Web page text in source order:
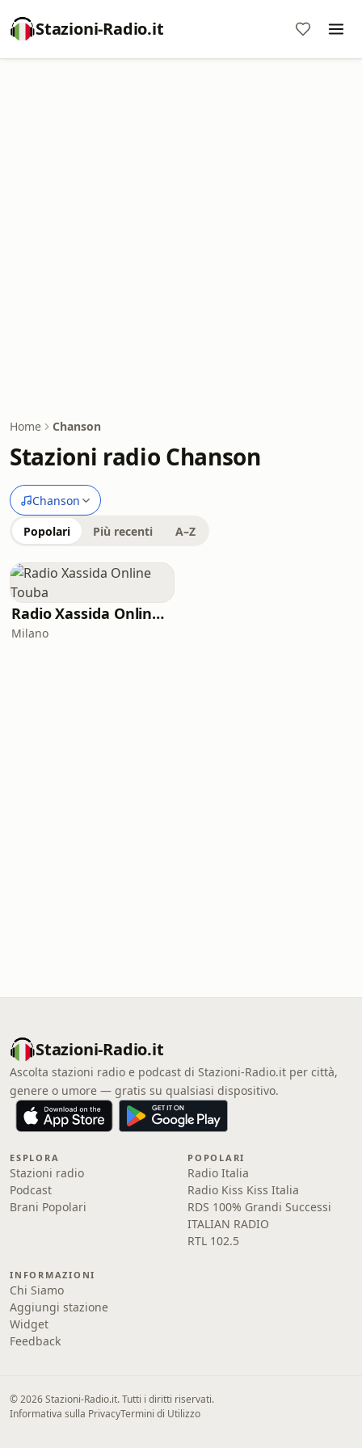
Stazioni-Radio.it
Home Chanson
Stazioni radio Chanson
Chanson
Popolari Più recenti A–Z
Radio Xassida Online Touba
Milano
Stazioni-Radio.it
Ascolta stazioni radio e podcast di Stazioni-Radio.it per città,
genere o umore — gratis su qualsiasi dispositivo.
ESPLORA
Stazioni radio
Podcast
Brani Popolari
POPOLARI
Radio Italia
Radio Kiss Kiss Italia
RDS 100% Grandi Successi
ITALIAN RADIO
RTL 102.5
INFORMAZIONI
Chi Siamo
Aggiungi stazione
Widget
Feedback
© 2026 Stazioni-Radio.it. Tutti i diritti riservati.
Informativa sulla PrivacyTermini di Utilizzo